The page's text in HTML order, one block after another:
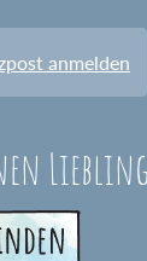
anmelden